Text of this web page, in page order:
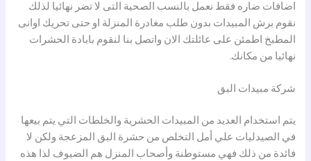
اضافات ضاره فقط نعمل بالنسب الصحية التى لا تضر نهائيا لذلك
نقوم برش المبيدات بدون طلب مغادرة المنزلة او حتى تحريك اوانى
المطبخ اطمئن على عائلتك الان واتصل بنا لنقوم بابادة الحشرات
نهائيا من مكانك.
شركة مبيدات البق
يتم استخدام العديد من المبيدات الحشرية والخلطات التي يتم بيعها
في الصيدليات علي أمل التخلص من حشرة البق المزعجة ولكن لا
فائدة من ذلك فهي مستوطنة وأصحاب المنزل هم الضيوف لذا هذه